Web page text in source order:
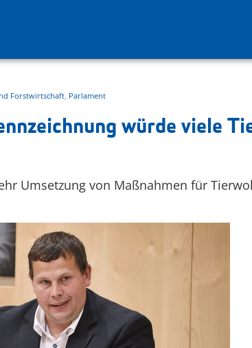
Forstwirtschaft, Parlament
würde viele
Umsetzung von Maßnahmen für